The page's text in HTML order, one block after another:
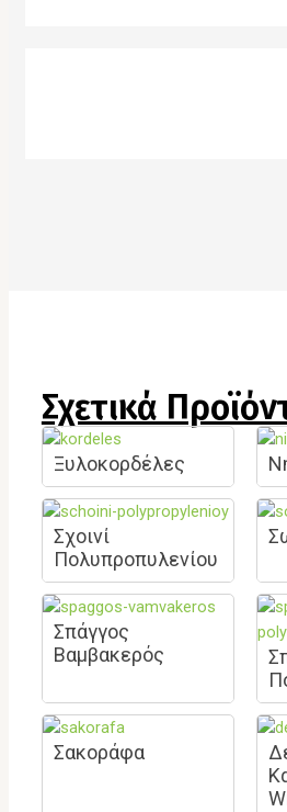
Σχετικά
Ξυλοκορδέλες
Σχοινί
Πολυπροπυλενίου
Σπάγγος
Βαμβακερός
Σακοράφα